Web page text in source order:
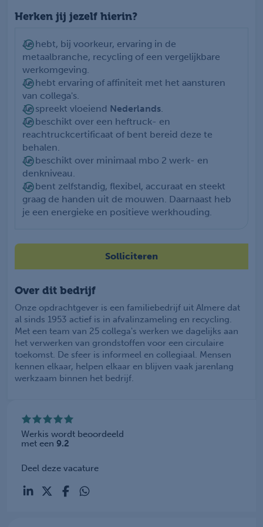
Herken jij jezelf hierin?
Je hebt, bij voorkeur, ervaring in de
metaalbranche, recycling of een vergelijkbare
werkomgeving.
Je hebt ervaring of affiniteit met het aansturen
van collega's.
Je spreekt vloeiend Nederlands.
Je beschikt over een heftruck- en
reachtruckcertificaat of bent bereid deze te
behalen.
Je beschikt over minimaal mbo 2 werk- en
denkniveau.
Je bent zelfstandig, flexibel, accuraat en steekt
graag de handen uit de mouwen. Daarnaast heb
je een energieke en positieve werkhouding.
Solliciteren
Over dit bedrijf
Onze opdrachtgever is een familiebedrijf uit Almere dat
al sinds 1953 actief is in afvalinzameling en recycling.
Met een team van 25 collega's werken we dagelijks aan
het verwerken van grondstoffen voor een circulaire
toekomst. De sfeer is informeel en collegiaal. Mensen
kennen elkaar, helpen elkaar en blijven vaak jarenlang
werkzaam binnen het bedrijf.
Werkis wordt beoordeeld
met een 9.2
Deel deze vacature